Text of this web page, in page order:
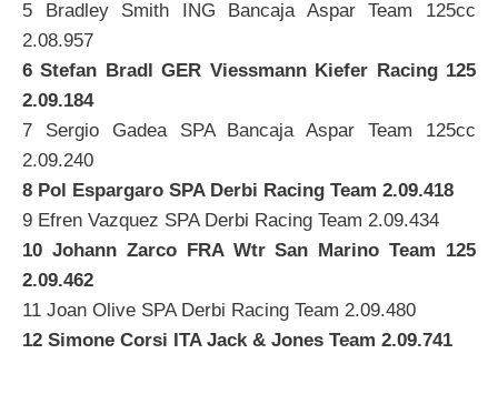
5 Bradley Smith ING Bancaja Aspar Team 125cc
2.08.957
6 Stefan Bradl GER Viessmann Kiefer Racing 125
2.09.184
7 Sergio Gadea SPA Bancaja Aspar Team 125cc
2.09.240
8 Pol Espargaro SPA Derbi Racing Team 2.09.418
9 Efren Vazquez SPA Derbi Racing Team 2.09.434
10 Johann Zarco FRA Wtr San Marino Team 125
2.09.462
11 Joan Olive SPA Derbi Racing Team 2.09.480
12 Simone Corsi ITA Jack & Jones Team 2.09.741